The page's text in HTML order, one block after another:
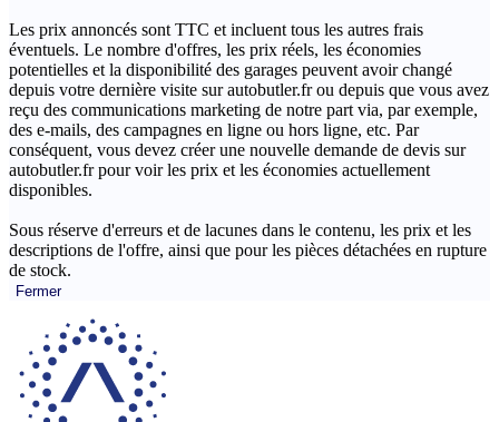
Les prix annoncés sont TTC et incluent tous les autres frais
éventuels. Le nombre d'offres, les prix réels, les économies
potentielles et la disponibilité des garages peuvent avoir changé
depuis votre dernière visite sur autobutler.fr ou depuis que vous avez
reçu des communications marketing de notre part via, par exemple,
des e-mails, des campagnes en ligne ou hors ligne, etc. Par
conséquent, vous devez créer une nouvelle demande de devis sur
autobutler.fr pour voir les prix et les économies actuellement
disponibles.
Sous réserve d'erreurs et de lacunes dans le contenu, les prix et les
descriptions de l'offre, ainsi que pour les pièces détachées en rupture
de stock.
Fermer